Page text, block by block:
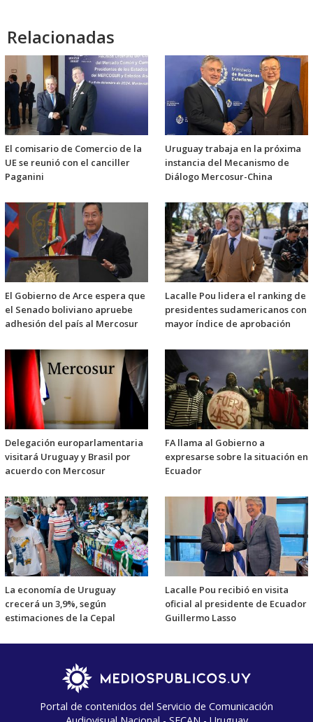
Relacionadas
El comisario de Comercio de la
UE se reunió con el canciller
Paganini
Uruguay trabaja en la próxima
instancia del Mecanismo de
Diálogo Mercosur-China
El Gobierno de Arce espera que
el Senado boliviano apruebe
adhesión del país al Mercosur
Lacalle Pou lidera el ranking de
presidentes sudamericanos con
mayor índice de aprobación
Delegación europarlamentaria
visitará Uruguay y Brasil por
acuerdo con Mercosur
FA llama al Gobierno a
expresarse sobre la situación en
Ecuador
La economía de Uruguay
crecerá un 3,9%, según
estimaciones de la Cepal
Lacalle Pou recibió en visita
oficial al presidente de Ecuador
Guillermo Lasso
Portal de contenidos del Servicio de Comunicación